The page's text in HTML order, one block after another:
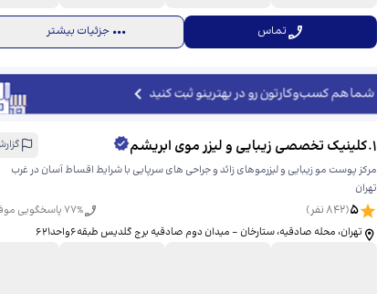
تماس جزئیات بیشتر
شما هم کسب‌وکارتون رو در بهترینو ثبت کنید
1
.کلینیک تخصصی زیبایی و لیزر موی ابریشم
مرکز پوست مو زیبایی و لیزرموهای زائد و جراحی های سرپایی با شرایط اقساط آسان در غرب
تهران
5
(
842 نفر) 77% پاسخگویی موفق
تهران، محله صادقیه، ستارخان - میدان دوم صادقیه برج گلدیس طبقه۶واحد۶۲۱